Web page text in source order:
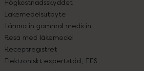
Högkostnadsskyddet
Läkemedelsutbyte
Lämna in gammal medicin
Resa med läkemedel
Receptregistret
Elektroniskt expertstöd, EES